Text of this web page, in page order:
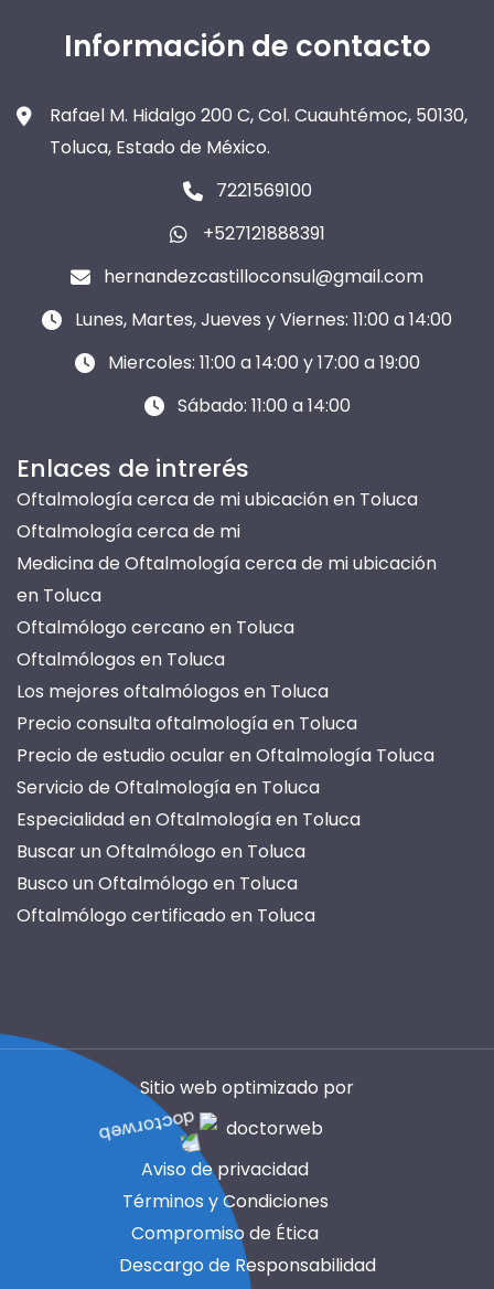
Información de contacto
Rafael M. Hidalgo 200 C, Col. Cuauhtémoc, 50130,
Toluca, Estado de México.
7221569100
+527121888391
hernandezcastilloconsul@gmail.com
Lunes, Martes, Jueves y Viernes: 11:00 a 14:00
Miercoles: 11:00 a 14:00 y 17:00 a 19:00
Sábado: 11:00 a 14:00
Enlaces de intrerés
Oftalmología cerca de mi ubicación en Toluca
Oftalmología cerca de mi
Medicina de Oftalmología cerca de mi ubicación
en Toluca
Oftalmólogo cercano en Toluca
Oftalmólogos en Toluca
Los mejores oftalmólogos en Toluca
Precio consulta oftalmología en Toluca
Precio de estudio ocular en Oftalmología Toluca
Servicio de Oftalmología en Toluca
Especialidad en Oftalmología en Toluca
Buscar un Oftalmólogo en Toluca
Busco un Oftalmólogo en Toluca
Oftalmólogo certificado en Toluca
WhatsApp de un Oftalmólogo en Toluca
Teléfono de Oftalmología en Toluca
Consulta con Oftalmólogo en Toluca
Cita con Oftalmólogo en Toluca
Números de Oftalmología en Toluca
Los mejores oftalmólogos privados en Toluca
Cirugía Oftalmológica en Toluca
Especialidades de Oftalmología en Toluca
Sitio web optimizado por
Aviso de privacidad
Términos y Condiciones
Compromiso de Ética
Descargo de Responsabilidad